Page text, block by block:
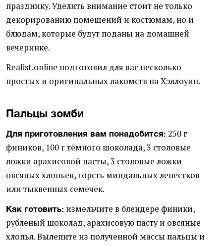
празднику. Уделить внимание стоит не только
декорированию помещений и костюмам, но и
блюдам, которые будут поданы на домашней
вечеринке.
Realist.online подготовил для вас несколько
простых и оригинальных лакомств на Хэллоуин.
Пальцы зомби
Для приготовления вам понадобится: 250 г
фиников, 100 г тёмного шоколада, 3 столовые
ложки арахисовой пасты, 3 столовые ложки
овсяных хлопьев, горсть миндальных лепестков
или тыквенных семечек.
Как готовить: измельчите в блендере финики,
рубленый шоколад, арахисовую пасту и овсяные
хлопья. Вылепите из полученной массы пальцы и